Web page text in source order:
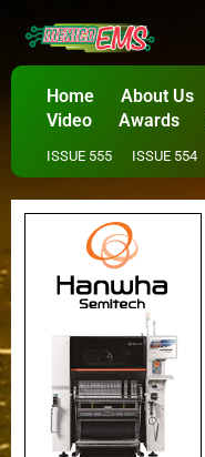
Home About Us
Video
Awards
ISSUE 555 ISSUE 554